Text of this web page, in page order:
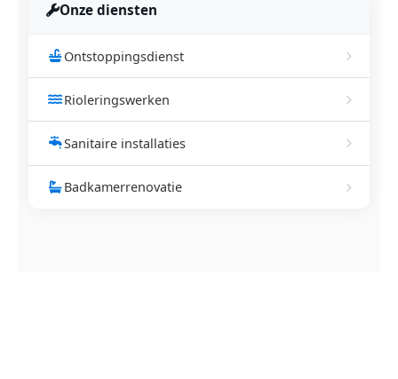
Onze diensten
Ontstoppingsdienst
Rioleringswerken
Sanitaire installaties
Badkamerrenovatie